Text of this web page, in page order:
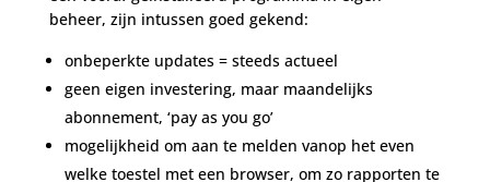
beheer, zijn intussen goed gekend:
onbeperkte updates = steeds actueel
geen eigen investering, maar maandelijks
abonnement, ‘pay as you go’
mogelijkheid om aan te melden vanop het even
welke toestel met een browser, om zo rapporten te